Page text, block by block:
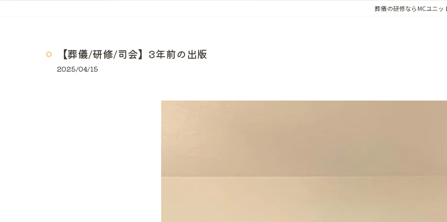
葬儀の研修ならMCユニッ
【葬儀/研修/司会】3年前の出版
2025/04/15